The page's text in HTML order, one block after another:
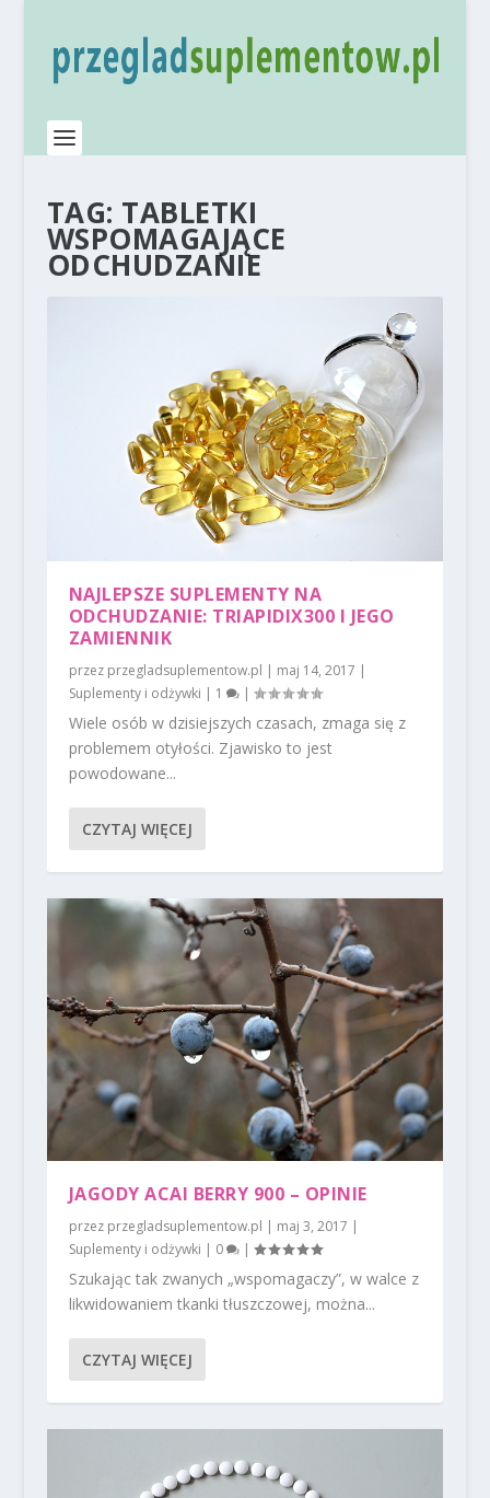
TAG: TABLETKI
WSPOMAGAJĄCE
ODCHUDZANIE
NAJLEPSZE SUPLEMENTY NA
ODCHUDZANIE: TRIAPIDIX300 I JEGO
ZAMIENNIK
przez przegladsuplementow.pl | maj 14, 2017 |
Suplementy i odżywki | 1 |
Wiele osób w dzisiejszych czasach, zmaga się z
problemem otyłości. Zjawisko to jest
powodowane...
CZYTAJ WIĘCEJ
JAGODY ACAI BERRY 900 – OPINIE
przez przegladsuplementow.pl maj 3, 2017
Suplementy i odżywki
0 |
Szukając tak zwanych „wspomagaczy”, w walce z
likwidowaniem tkanki tłuszczowej, można...
CZYTAJ WIĘCEJ